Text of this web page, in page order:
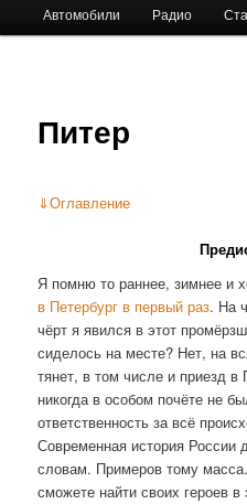
Автомобили Радио
Питер
⇓Оглавление
Я помню то раннее, зимнее и
в Петербург в первый раз. На
чёрт я явился в этот
сиделось на месте? Нет, на
тянет, в том числе и приезд в
никогда в особом почёте не
ответственность за всё
Современная история России
словам. Примеров тому
сможете найти своих героев в